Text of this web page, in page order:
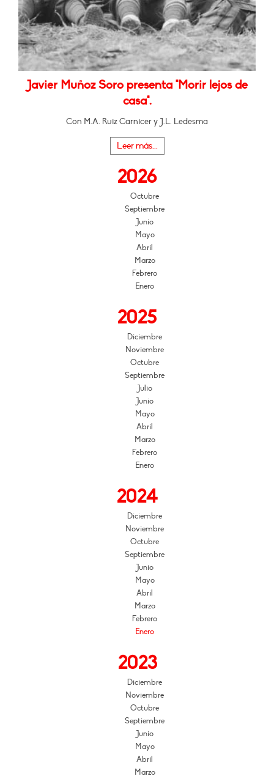
Javier Muñoz Soro presenta "Morir lejos de
casa".
Con M.A. Ruiz Carnicer y J.L. Ledesma
Leer más...
2026
Octubre
Septiembre
Junio
Mayo
Abril
Marzo
Febrero
Enero
2025
Diciembre
Noviembre
Octubre
Septiembre
Julio
Junio
Mayo
Abril
Marzo
Febrero
Enero
2024
Diciembre
Noviembre
Octubre
Septiembre
Junio
Mayo
Abril
Marzo
Febrero
Enero
2023
Diciembre
Noviembre
Octubre
Septiembre
Junio
Mayo
Abril
Marzo